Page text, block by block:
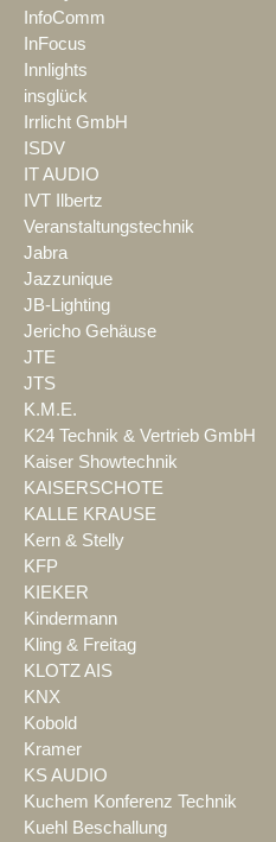
InfoComm
InFocus
Innlights
insglück
Irrlicht GmbH
ISDV
IT AUDIO
IVT Ilbertz
Veranstaltungstechnik
Jabra
Jazzunique
JB-Lighting
Jericho Gehäuse
JTE
JTS
K.M.E.
K24 Technik & Vertrieb GmbH
Kaiser Showtechnik
KAISERSCHOTE
KALLE KRAUSE
Kern & Stelly
KFP
KIEKER
Kindermann
Kling & Freitag
KLOTZ AIS
KNX
Kobold
Kramer
KS AUDIO
Kuchem Konferenz Technik
Kuehl Beschallung